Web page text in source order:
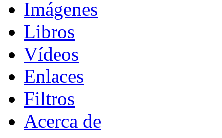
Imágenes
Libros
Vídeos
Enlaces
Filtros
Acerca de